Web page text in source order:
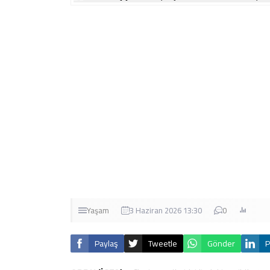
Yaşam 3 Haziran 2026 13:30 0
Paylaş Tweetle Gönder